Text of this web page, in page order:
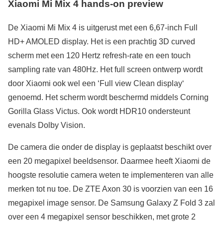
Xiaomi Mi Mix 4 hands-on preview
De Xiaomi Mi Mix 4 is uitgerust met een 6,67-inch Full
HD+ AMOLED display. Het is een prachtig 3D curved
scherm met een 120 Hertz refresh-rate en een touch
sampling rate van 480Hz. Het full screen ontwerp wordt
door Xiaomi ook wel een ‘Full view Clean display‘
genoemd. Het scherm wordt beschermd middels Corning
Gorilla Glass Victus. Ook wordt HDR10 ondersteunt
evenals Dolby Vision.
De camera die onder de display is geplaatst beschikt over
een 20 megapixel beeldsensor. Daarmee heeft Xiaomi de
hoogste resolutie camera weten te implementeren van alle
merken tot nu toe. De ZTE Axon 30 is voorzien van een 16
megapixel image sensor. De Samsung Galaxy Z Fold 3 zal
over een 4 megapixel sensor beschikken, met grote 2